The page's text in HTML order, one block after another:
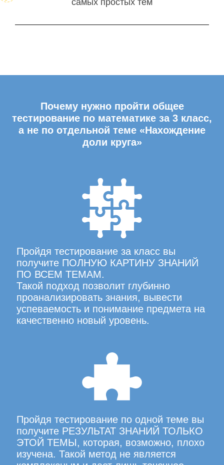
самых простых тем
Почему нужно пройти общее
тестирование по математике за 3 класс,
а не по отдельной теме «Нахождение
доли круга»
Пройдя тестирование за класс вы
получите ПОЛНУЮ КАРТИНУ ЗНАНИЙ
ПО ВСЕМ ТЕМАМ.
Такой подход позволит глубинно
проанализировать знания, вывести
успеваемость и понимание предмета на
качественно новый уровень.
Пройдя тестирование по одной теме вы
получите РЕЗУЛЬТАТ ЗНАНИЙ ТОЛЬКО
ЭТОЙ ТЕМЫ, которая, возможно, плохо
изучена. Такой метод не является